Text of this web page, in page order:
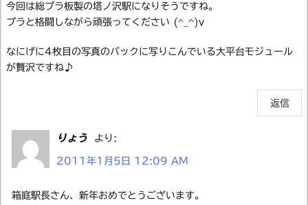
今回は総プラ板製の塔ノ沢駅になりそうですね。
プラと格闘しながら頑張ってください (^_^)v
なにげに4枚目の写真のバックに写りこんでいる大平台モジュール
が贅沢ですね♪
返信
りょう より:
2011年1月5日 12:09 AM
箱庭駅長さん、新年おめでとうございます。